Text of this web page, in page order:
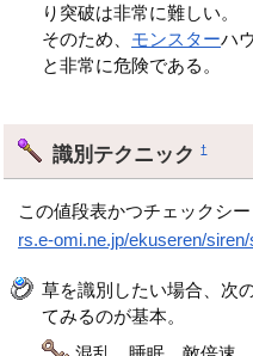
り突破は非常に難しい。
そのため、 モンスターハ
と非常に危険である。
識別テクニック†
この値段表かつチェックシ
rs.e-omi.ne.jp/ekuseren/
草を識別したい場合、次
てみるのが基本。